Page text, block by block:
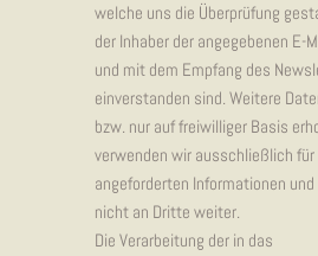
welche uns die Überprüfung
der Inhaber der angegebenen E-
und mit dem Empfang des
einverstanden sind. Weitere
bzw. nur auf freiwilliger Basis
verwenden wir ausschließlich für
angeforderten Informationen
nicht an Dritte weiter.
Die Verarbeitung der in das